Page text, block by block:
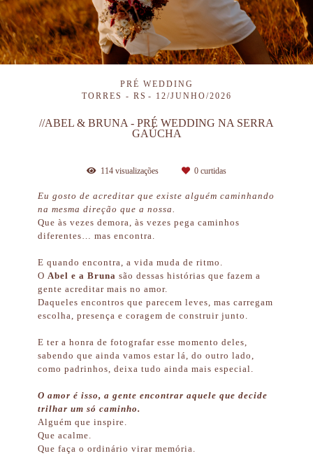
PRÉ WEDDING
TORRES - RS
12/JUNHO/2026
//ABEL & BRUNA - PRÉ WEDDING NA SERRA
GAÚCHA
114 visualizações 0 curtidas
Eu gosto de acreditar que existe alguém caminhando
na mesma direção que a nossa.
Que às vezes demora, às vezes pega caminhos
diferentes… mas encontra.
E quando encontra, a vida muda de ritmo.
O Abel e a Bruna são dessas histórias que fazem a
gente acreditar mais no amor.
Daqueles encontros que parecem leves, mas carregam
escolha, presença e coragem de construir junto.
E ter a honra de fotografar esse momento deles,
sabendo que ainda vamos estar lá, do outro lado,
como padrinhos, deixa tudo ainda mais especial.
O amor é isso, a gente encontrar aquele que decide
trilhar um só caminho.
Alguém que inspire.
Que acalme.
Que faça o ordinário virar memória.